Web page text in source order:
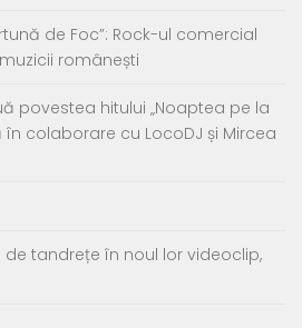
de Foc”: Rock-ul comercial
românești
povestea hitului „Noaptea pe la
în colaborare cu LocoDJ și Mircea
de tandrețe în noul lor videoclip,